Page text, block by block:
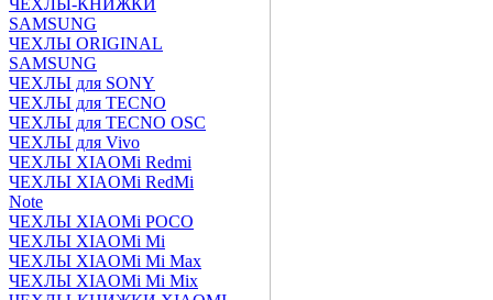
ЧЕХЛЫ-КНИЖКИ
SAMSUNG
ЧЕХЛЫ ORIGINAL
SAMSUNG
ЧЕХЛЫ для SONY
ЧЕХЛЫ для TECNO
ЧЕХЛЫ для TECNO OSC
ЧЕХЛЫ для Vivo
ЧЕХЛЫ XIAOMi Redmi
ЧЕХЛЫ XIAOMi RedMi
Note
ЧЕХЛЫ XIAOMi POCO
ЧЕХЛЫ XIAOMi Mi
ЧЕХЛЫ XIAOMi Mi Max
ЧЕХЛЫ XIAOMi Mi Mix